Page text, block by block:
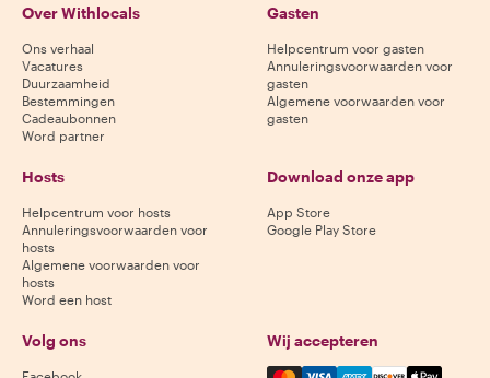
Over Withlocals
Ons verhaal
Vacatures
Duurzaamheid
Bestemmingen
Cadeaubonnen
Word partner
Gasten
Helpcentrum voor gasten
Annuleringsvoorwaarden voor
gasten
Algemene voorwaarden voor
gasten
Hosts
Helpcentrum voor hosts
Annuleringsvoorwaarden voor
hosts
Algemene voorwaarden voor
hosts
Word een host
Download onze app
App Store
Google Play Store
Volg ons Wij accepteren
Mastercard, Visa, Amex,